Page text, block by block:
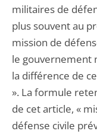
militaires de
plus souvent au
mission de
le gouvernement
la différence de
». La formule
de cet article, «
défense civile